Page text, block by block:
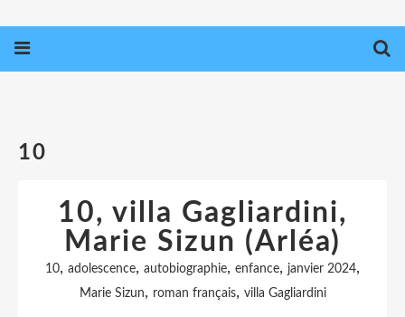
10
10, villa Gagliardini,
Marie Sizun (Arléa)
10, adolescence, autobiographie, enfance, janvier 2024,
Marie Sizun, roman français, villa Gagliardini